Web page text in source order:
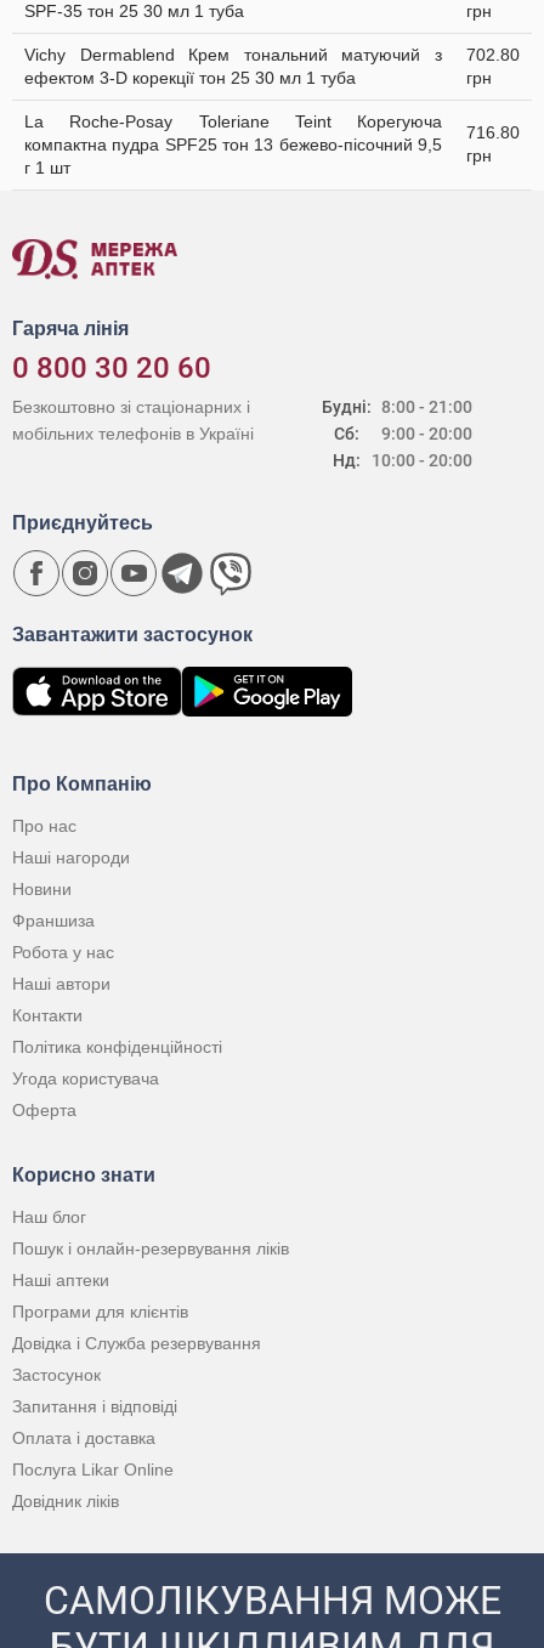
SPF-35 тон 25 30 мл 1 туба
грн
Vichy Dermablend Крем тональний матуючий з
ефектом 3-D корекції тон 25 30 мл 1 туба
702.80
грн
La Roche-Posay Toleriane Teint Корегуюча
компактна пудра SPF25 тон 13 бежево-пісочний 9,5
г 1 шт
716.80
грн
Гаряча лінія
0 800 30 20 60
Будні:
Сб:
Нд:
8:00 - 21:00
9:00 - 20:00
10:00 - 20:00
Безкоштовно зі стаціонарних і
мобільних телефонів в Україні
Про Компанію
Про нас
Наші нагороди
Новини
Франшиза
Робота у нас
Наші автори
Контакти
Політика конфіденційності
Угода користувача
Оферта
Корисно знати
Наш блог
Пошук і онлайн-резервування ліків
Наші аптеки
Програми для клієнтів
Довідка і Служба резервування
Застосунок
Запитання і відповіді
Оплата і доставка
Послуга Likar Online
Довідник ліків
Завантажити застосунок
Приєднуйтесь
САМОЛІКУВАННЯ МОЖЕ